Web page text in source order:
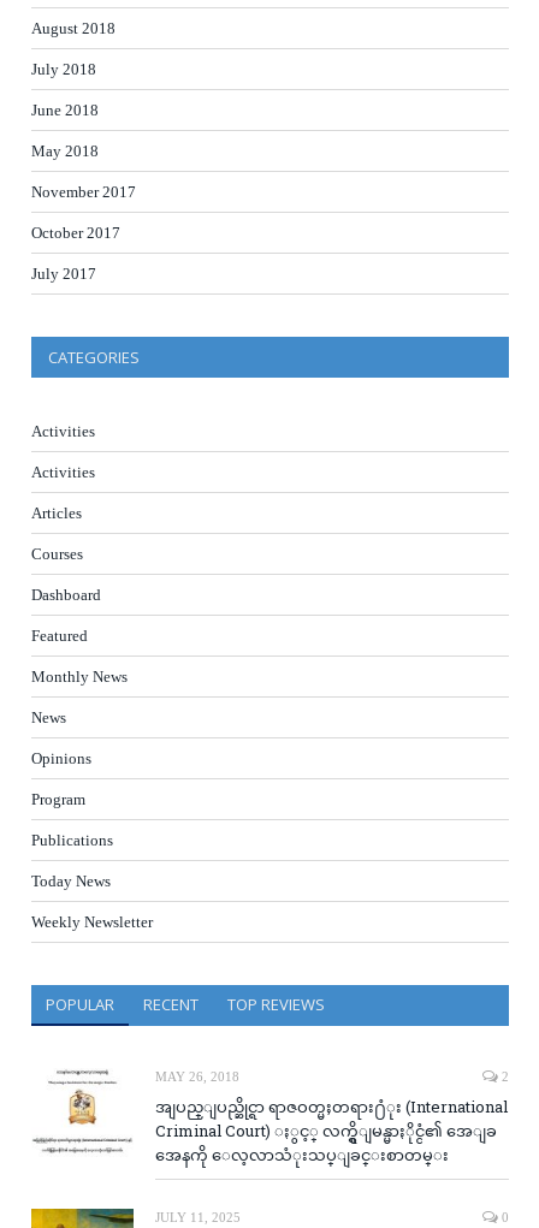
August 2018
July 2018
June 2018
May 2018
November 2017
October 2017
July 2017
CATEGORIES
Activities
Activities
Articles
Courses
Dashboard
Featured
Monthly News
News
Opinions
Program
Publications
Today News
Weekly Newsletter
POPULAR RECENT TOP REVIEWS
MAY 26, 2018 2
အျပည္ျပည္ဆိုင္ရာ ရာဇဝတ္မႈတရား႐ံုး (International
Criminal Court) ႏွင့္ လက္ရွိျမန္မာႏိုင္ငံ၏ အေျခ
အေနကို ေလ့လာသံုးသပ္ျခင္းစာတမ္း
JULY 11, 2025 0